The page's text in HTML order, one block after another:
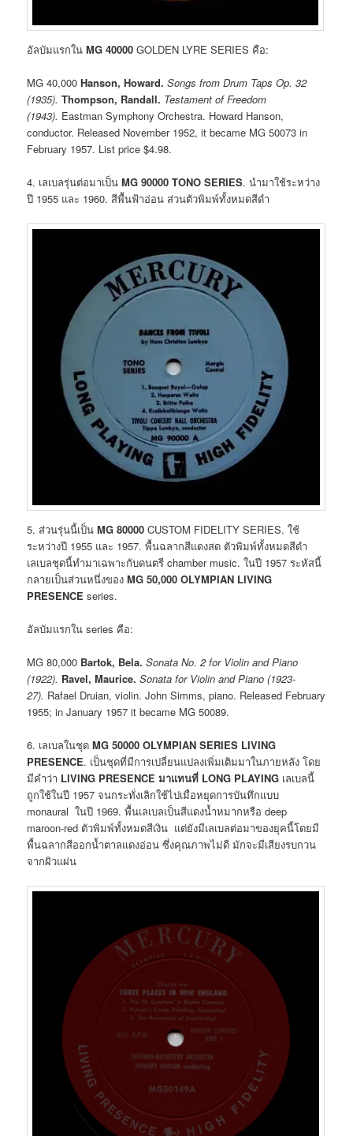
อัลบัมแรกในMG 40000 GOLDEN LYRE SERIES คือ:
MG 40,000Hanson, Howard. Songs from Drum Taps Op. 32
(1935). Thompson, Randall. Testament of Freedom
(1943). Eastman Symphony Orchestra. Howard Hanson,
conductor. Released November 1952, it became MG 50073 in
February 1957. List price $4.98.
4. เลเบลรุ่นต่อมาเป็นMG 90000 TONO SERIES. นำมาใช้ระหว่าง
ปี 1955 และ 1960. สีพื้นฟ้าอ่อน ส่วนตัวพิมพ์ทั้งหมดสีดำ
5. ส่วนรุ่นนี้เป็น MG 80000 CUSTOM FIDELITY SERIES. ใช้
ระหว่างปี 1955 และ 1957. พื้นฉลากสีแดงสด ตัวพิมพ์ทั้งหมดสีดำ
เลเบลชุดนี้ทำมาเฉพาะกับดนตรี chamber music. ในปี 1957 ระหัสนี้
กลายเป็นส่วนหนึ่งของMG 50,000 OLYMPIAN LIVING
PRESENCE series.
อัลบัมแรกใน series คือ:
MG 80,000 Bartok, Bela. Sonata No. 2 for Violin and Piano
(1922). Ravel, Maurice. Sonata for Violin and Piano (1923­
27). Rafael Druian, violin. John Simms, piano. Released February
1955; in January 1957 it became MG 50089.
6. เลเบลในชุดMG 50000 OLYMPIAN SERIES LIVING
PRESENCE. เป็นชุดที่มีการเปลี่ยนแปลงเพิ่มเติมมาในภายหลัง โดย
มีคำว่า LIVING PRESENCE มาแทนที่ LONG PLAYING เลเบลนี้
ถูกใช้ในปี 1957 จนกระทั่งเลิกใช้ไปเมื่อหยุดการบันทึกแบบ
monaural ในปี 1969. พื้นเลเบลเป็นสีแดงน้ำหมากหรือ deep
maroon-red ตัวพิมพ์ทั้งหมดสีเงิน แต่ยังมีเลเบลต่อมาของยุคนี้โดยมี
พื้นฉลากสีออกน้ำตาลแดงอ่อน ซึ่งคุณภาพไม่ดี มักจะมีเสียงรบกวน
จากผิวแผ่น